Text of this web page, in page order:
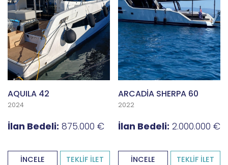
AQUILA 42
2024
İlan Bedeli: 875.000 €
İNCELE TEKLİF İLET
ARCADİA SHERPA 60
2022
İlan Bedeli: 2.000.000 €
İNCELE TEKLİF İLET